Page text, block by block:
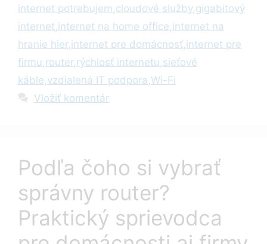
internet potrebujem ,cloudové služby,gigabitový
internet,internet na home office,internet na
hranie hier,internet pre domácnosť,internet pre
firmu,router,rýchlosť internetu,sieťové
káble,vzdialená IT podpora ,Wi-Fi
Vložiť komentár
Podľa čoho si vybrať
správny router?
Praktický sprievodca